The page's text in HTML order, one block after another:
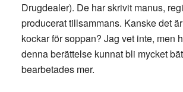
Drugdealer). De har skrivit manus,
producerat tillsammans. Kanske det
kockar för soppan? Jag vet inte, men
denna berättelse kunnat bli mycket
bearbetades mer.